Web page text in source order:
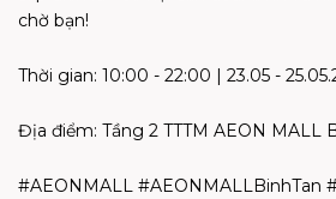
chờ bạn!​
Thời gian: 10:00 - 22:00 | 23.05 -
Địa điểm: Tầng 2 TTTM AEON MALL
#AEONMALL #AEONMALLBinhTan